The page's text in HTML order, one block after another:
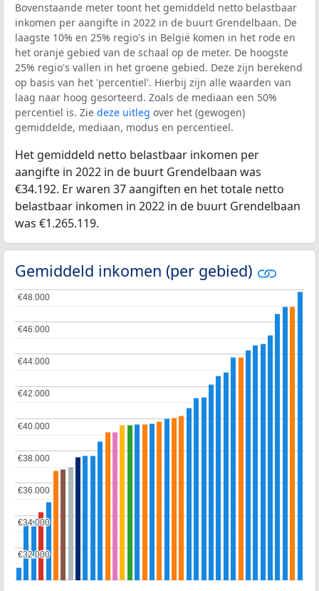
Bovenstaande meter toont het gemiddeld netto belastbaar
inkomen per aangifte in 2022 in de buurt Grendelbaan. De
laagste 10% en 25% regio's in België komen in het rode en
het oranje gebied van de schaal op de meter. De hoogste
25% regio's vallen in het groene gebied. Deze zijn berekend
op basis van het 'percentiel'. Hierbij zijn alle waarden van
laag naar hoog gesorteerd. Zoals de mediaan een 50%
percentiel is. Zie deze uitleg over het (gewogen)
gemiddelde, mediaan, modus en percentieel.
Het gemiddeld netto belastbaar inkomen per
aangifte in 2022 in de buurt Grendelbaan was
€34.192. Er waren 37 aangiften en het totale netto
belastbaar inkomen in 2022 in de buurt Grendelbaan
was €1.265.119.
Gemiddeld inkomen (per gebied)
€32.000
€32.000
€34.000
€34.000
€36.000
€36.000
€38.000
€38.000
€40.000
€40.000
€42.000
€42.000
€44.000
€44.000
€46.000
€46.000
€48.000
€48.000